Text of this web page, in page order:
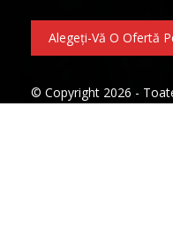
Alegeți-Vă O Ofertă
© Copyright 2026 -